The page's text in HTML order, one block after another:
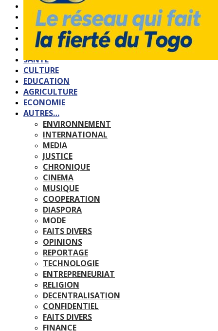
ACCUEIL
QUI SOMMES-NOUS?
POLITIQUE
SOCIETE
SPORTS
SANTE
CULTURE
EDUCATION
AGRICULTURE
ECONOMIE
AUTRES…
ENVIRONNEMENT
INTERNATIONAL
MEDIA
JUSTICE
CHRONIQUE
CINEMA
MUSIQUE
COOPERATION
DIASPORA
MODE
FAITS DIVERS
OPINIONS
REPORTAGE
TECHNOLOGIE
ENTREPRENEURIAT
RELIGION
DECENTRALISATION
CONFIDENTIEL
FAITS DIVERS
FINANCE